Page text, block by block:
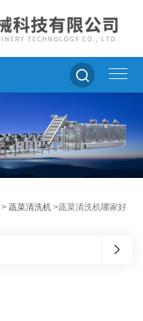
>蔬菜清洗机 >蔬菜清洗机哪家好